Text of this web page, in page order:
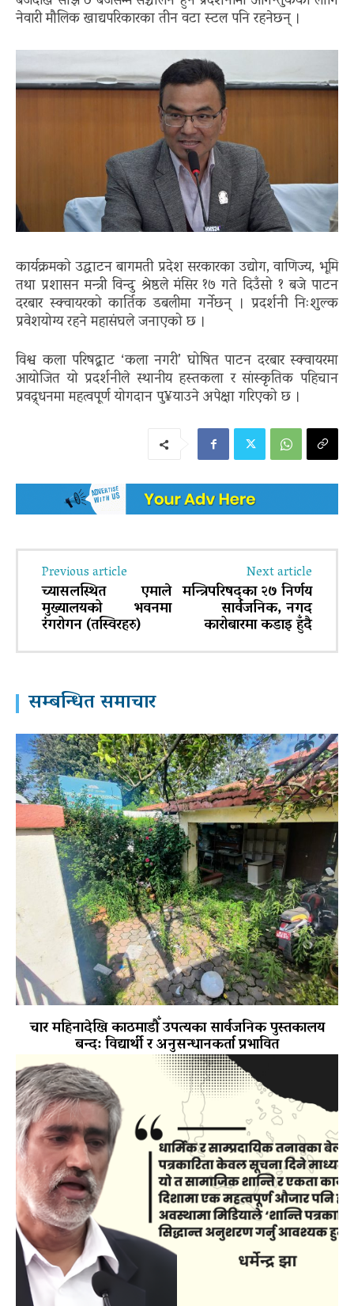
नेवारी मौलिक खाद्यपरिकारका तीन वटा स्टल पनि रहनेछन् ।
कार्यक्रमको उद्घाटन बागमती प्रदेश सरकारका उद्योग,वाणिज्य,भूमि
तथा प्रशासन मन्त्री विन्दु श्रेष्ठले मंसिर १७ गते दिउँसो १ बजे पाटन
दरबार स्क्वायरको कार्तिक डबलीमागर्नेछन् । प्रदर्शनी निःशुल्क
प्रवेशयोग्य रहने महासंघले जनाएको छ ।
विश्व कला परिषद्बाट ‘कला नगरी’ घोषित पाटन दरबार स्क्वायरमा
आयोजित यो प्रदर्शनीले स्थानीय हस्तकला र सांस्कृतिक पहिचान
प्रवद्र्धनमा महत्वपूर्ण योगदान पु¥याउने अपेक्षा गरिएको छ ।
Previous article
च्यासलस्थित एमाले
मुख्यालयको भवनमा
रंगरोगन (तस्विरहरु)
Next article
मन्त्रिपरिषद्का २७ निर्णय
सार्वजनिक, नगद
कारोबारमा कडाइ हुँदै
सम्बन्धित समाचार
चार महिनादेखि काठमाडौँ उपत्यका सार्वजनिक पुस्तकालय
बन्द: विद्यार्थी र अनुसन्धानकर्ता प्रभावित